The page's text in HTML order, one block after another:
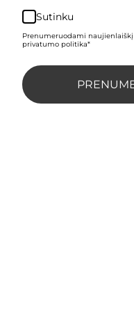
Sutinku
Prenumeruodami
privatumo politika*